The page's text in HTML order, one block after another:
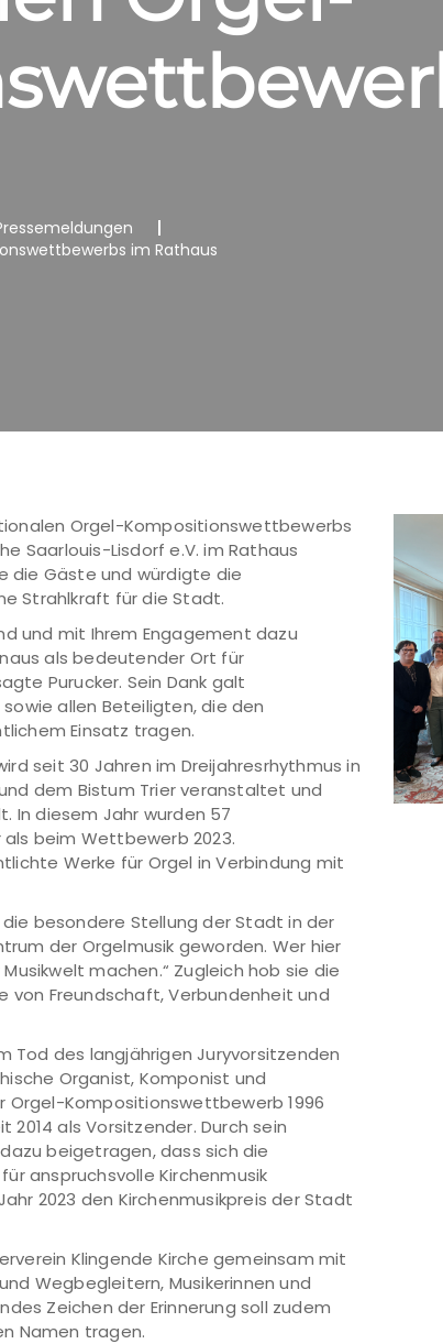
im Rathaus
Orgel-Kompositionswettbewerbs
Saarlouis-Lisdorf e.V. im Rathaus
die Gäste und würdigte die
Strahlkraft für die Stadt.
und mit Ihrem Engagement dazu
als bedeutender Ort für
Purucker. Sein Dank galt
allen Beteiligten, die den
Einsatz tragen.
seit 30 Jahren im Dreijahresrhythmus in
dem Bistum Trier veranstaltet und
In diesem Jahr wurden 57
beim Wettbewerb 2023.
Werke für Orgel in Verbindung mit
besondere Stellung der Stadt in der
der Orgelmusik geworden. Wer hier
machen.“ Zugleich hob sie die
Freundschaft, Verbundenheit und
des langjährigen Juryvorsitzenden
Organist, Komponist und
Orgel-Kompositionswettbewerb 1996
als Vorsitzender. Durch sein
beigetragen, dass sich die
anspruchsvolle Kirchenmusik
2023 den Kirchenmusikpreis der Stadt
Klingende Kirche gemeinsam mit
Wegbegleitern, Musikerinnen und
Zeichen der Erinnerung soll zudem
Namen tragen.